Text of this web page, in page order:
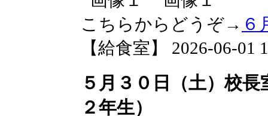
こちらからどうぞ→ ６
【給食室】 2026-06-01
５月３０日（土）校
２年生）